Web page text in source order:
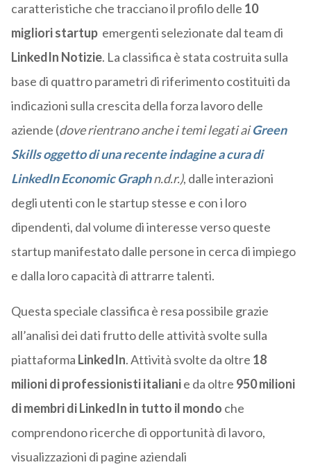
caratteristiche che tracciano il profilo delle 10
migliori startupemergenti selezionate dal team di
LinkedIn Notizie. La classifica è stata costruita sulla
base di quattro parametri di riferimento costituiti da
indicazioni sulla crescita della forza lavoro delle
aziende (dove rientrano anche i temi legati aiGreen
Skills oggetto di una recente indagine a cura di
LinkedIn Economic Graphn.d.r.), dalle interazioni
degli utenti con le startup stesse e con i loro
dipendenti, dal volume di interesse verso queste
startup manifestato dalle persone in cerca di impiego
e dalla loro capacità di attrarre talenti.
Questa speciale classifica è resa possibile grazie
all’analisi dei dati frutto delle attività svolte sulla
piattaforma LinkedIn. Attività svolte da oltre 18
milioni di professionisti italianie da oltre 950 milioni
di membri di LinkedIn in tutto il mondo che
comprendono ricerche di opportunità di lavoro,
visualizzazioni di pagine aziendali